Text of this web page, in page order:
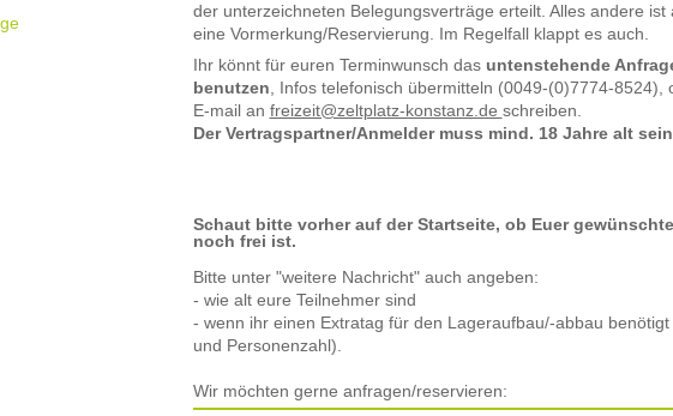
der unterzeichneten Belegungsverträge erteilt. Alles andere ist
eine Vormerkung/Reservierung. Im Regelfall klappt es auch.
Ihr könnt für euren Terminwunsch das untenstehende
benutzen , Infos telefonisch übermitteln (0049-(0)7774-8524),
E-mail an freizeit@zeltplatz-konstanz.de schreiben.
Der Vertragspartner/Anmelder muss mind. 18 Jahre alt
Schaut bitte vorher auf der Startseite, ob Euer
noch frei ist.
Bitte unter "weitere Nachricht" auch angeben:
- wie alt eure Teilnehmer sind
- wenn ihr einen Extratag für den Lageraufbau/-abbau benötigt
und Personenzahl).
Wir möchten gerne anfragen/reservieren: